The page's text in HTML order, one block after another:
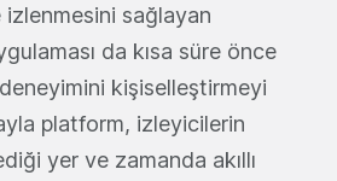
sağlayan
da kısa süre önce
kişiselleştirmeyi
platform, izleyicilerin
yer ve zamanda akıllı